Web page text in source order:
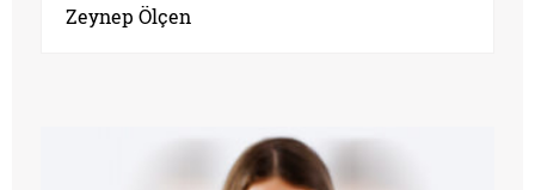
Zeynep Ölçen